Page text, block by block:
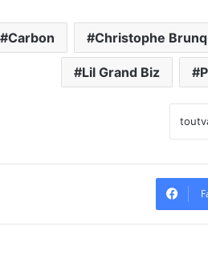
Carbon Christophe
Lil Grand Biz